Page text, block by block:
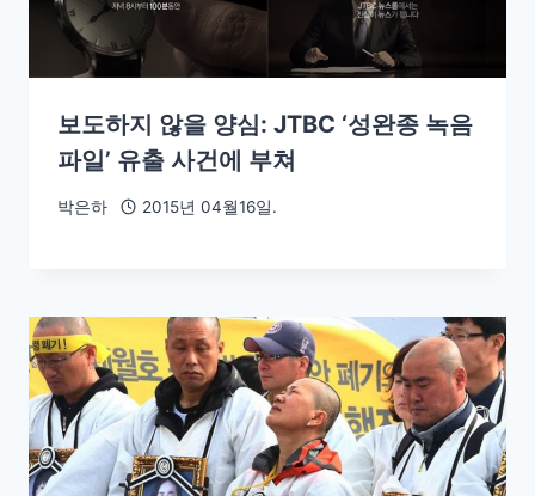
보도하지 않을 양심: JTBC ‘성완종 녹음
파일’ 유출 사건에 부쳐
박은하 2015년 04월16일.